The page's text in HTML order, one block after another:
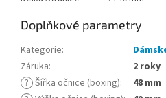
Doplňkové parametry
Kategorie:
Záruka:
2 roky
? Šířka očnice (boxing):
48 mm